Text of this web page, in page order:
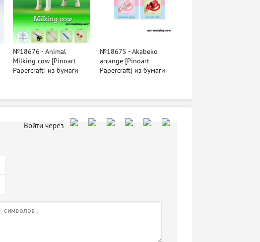
№18676 - Animal
Milking cow [Pinoart
Papercraft] из бумаги
№18675 - Akabeko
arrange [Pinoart
Papercraft] из бумаги